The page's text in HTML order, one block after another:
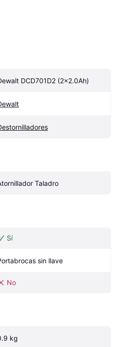
DCD701D2 (2x2.0Ah)
Taladro
Sí
sin llave
No
kg